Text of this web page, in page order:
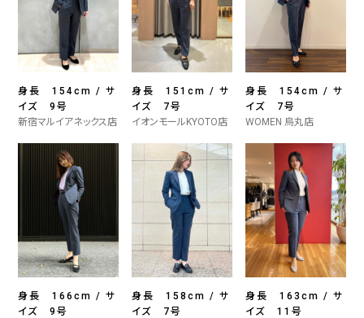
身長 154cm / サ
イズ 9号
新宿マルイアネックス店
身長 151cm / サ
イズ 7号
イオンモールKYOTO店
身長 154cm / サ
イズ 7号
WOMEN 烏丸店
身長 166cm / サ
イズ 9号
身長 158cm / サ
イズ 7号
身長 163cm / サ
イズ 11号